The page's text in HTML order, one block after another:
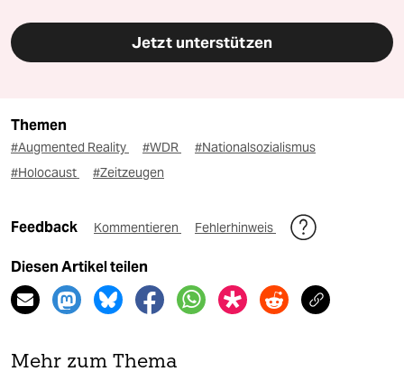
Jetzt unterstützen
Themen
#Augmented Reality #WDR
#Nationalsozialismus
#Holocaust
#Zeitzeugen
Feedback Kommentieren Fehlerhinweis
Diesen Artikel teilen
Mehr zum Thema